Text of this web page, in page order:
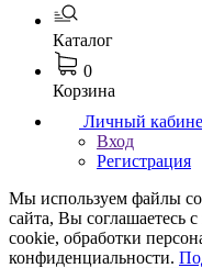
Каталог
0
Корзина
Личный
Вход
Регистрация
Мы используем файлы
сайта, Вы соглашаетесь
cookie, обработки
конфиденциальности.